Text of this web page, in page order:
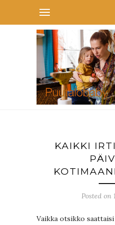
KAIKKI
Posted on
Vaikka otsikko